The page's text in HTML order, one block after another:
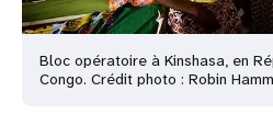
Bloc opératoire à Kinshasa, en
Congo. Crédit photo : Robin